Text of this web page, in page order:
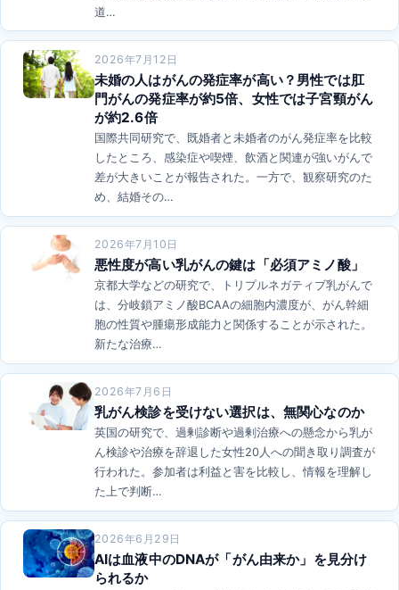
道…
2026年7月12日
未婚の人はがんの発症率が高い？男性では肛
門がんの発症率が約5倍、女性では子宮頸がん
が約2.6倍
国際共同研究で、既婚者と未婚者のがん発症率を比較
したところ、感染症や喫煙、飲酒と関連が強いがんで
差が大きいことが報告された。一方で、観察研究のた
め、結婚その…
2026年7月10日
悪性度が高い乳がんの鍵は「必須アミノ酸」
京都大学などの研究で、トリプルネガティブ乳がんで
は、分岐鎖アミノ酸BCAAの細胞内濃度が、がん幹細
胞の性質や腫瘍形成能力と関係することが示された。
新たな治療…
2026年7月6日
乳がん検診を受けない選択は、無関心なのか
英国の研究で、過剰診断や過剰治療への懸念から乳が
ん検診や治療を辞退した女性20人への聞き取り調査が
行われた。参加者は利益と害を比較し、情報を理解し
た上で判断…
2026年6月29日
AIは血液中のDNAが「がん由来か」を見分け
られるか